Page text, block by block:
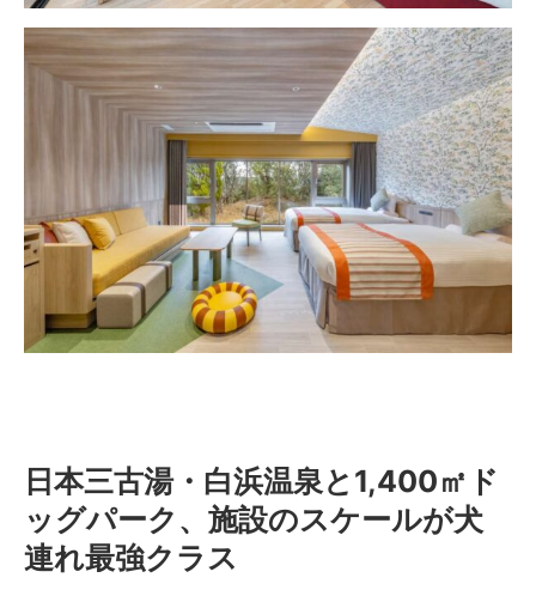
日本三古湯・白浜温泉と1,400㎡ド
ッグパーク、施設のスケールが犬
連れ最強クラス